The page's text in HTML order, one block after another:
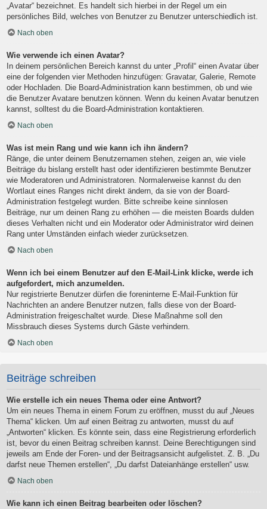
„Avatar“ bezeichnet. Es handelt sich hierbei in der Regel um ein
persönliches Bild, welches von Benutzer zu Benutzer unterschiedlich ist.
Nach oben
Wie verwende ich einen Avatar?
In deinem persönlichen Bereich kannst du unter „Profil“ einen Avatar über
eine der folgenden vier Methoden hinzufügen: Gravatar, Galerie, Remote
oder Hochladen. Die Board-Administration kann bestimmen, ob und wie
die Benutzer Avatare benutzen können. Wenn du keinen Avatar benutzen
kannst, solltest du die Board-Administration kontaktieren.
Nach oben
Was ist mein Rang und wie kann ich ihn ändern?
Ränge, die unter deinem Benutzernamen stehen, zeigen an, wie viele
Beiträge du bislang erstellt hast oder identifizieren bestimmte Benutzer
wie Moderatoren und Administratoren. Normalerweise kannst du den
Wortlaut eines Ranges nicht direkt ändern, da sie von der Board-
Administration festgelegt wurden. Bitte schreibe keine sinnlosen
Beiträge, nur um deinen Rang zu erhöhen — die meisten Boards dulden
dieses Verhalten nicht und ein Moderator oder Administrator wird deinen
Rang unter Umständen einfach wieder zurücksetzen.
Nach oben
Wenn ich bei einem Benutzer auf den E-Mail-Link klicke, werde ich
aufgefordert, mich anzumelden.
Nur registrierte Benutzer dürfen die foreninterne E-Mail-Funktion für
Nachrichten an andere Benutzer nutzen, falls diese von der Board-
Administration freigeschaltet wurde. Diese Maßnahme soll den
Missbrauch dieses Systems durch Gäste verhindern.
Nach oben
Beiträge schreiben
Wie erstelle ich ein neues Thema oder eine Antwort?
Um ein neues Thema in einem Forum zu eröffnen, musst du auf „Neues
Thema“ klicken. Um auf einen Beitrag zu antworten, musst du auf
„Antworten“ klicken. Es könnte sein, dass eine Registrierung erforderlich
ist, bevor du einen Beitrag schreiben kannst. Deine Berechtigungen sind
jeweils am Ende der Foren- und der Beitragsansicht aufgelistet. Z. B. „Du
darfst neue Themen erstellen“, „Du darfst Dateianhänge erstellen“ usw.
Nach oben
Wie kann ich einen Beitrag bearbeiten oder löschen?